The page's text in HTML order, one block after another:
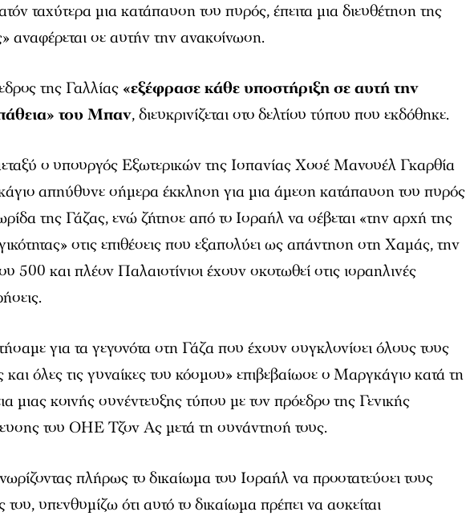
ταχύτερα μια κατάπαυση του πυρός, έπειτα μια διευθέτηση της
αναφέρεται σε αυτήν την ανακοίνωση.
της Γαλλίας «εξέφρασε κάθε υποστήριξη σε αυτή την
του Μπαν, διευκρινίζεται στο δελτίου τύπου που εκδόθηκε.
ο υπουργός Εξωτερικών της Ισπανίας Χοσέ Μανουέλ Γκαρθία
απηύθυνε σήμερα έκκληση για μια άμεση κατάπαυση του πυρός
της Γάζας, ενώ ζήτησε από το Ισραήλ να σέβεται «την αρχή της
στις επιθέσεις που εξαπολύει ως απάντηση στη Χαμάς, την
500 και πλέον Παλαιστίνιοι έχουν σκοτωθεί στις ισραηλινές
για τα γεγονότα στη Γάζα που έχουν συγκλονίσει όλους τους
και όλες τις γυναίκες του κόσμου» επιβεβαίωσε ο Μαργκάγιο κατά τη
μιας κοινής συνέντευξης τύπου με τον πρόεδρο της Γενικής
του ΟΗΕ Τζον Ας μετά τη συνάντησή τους.
πλήρως το δικαίωμα του Ισραήλ να προστατεύσει τους
του, υπενθυμίζω ότι αυτό το δικαίωμα πρέπει να ασκείται